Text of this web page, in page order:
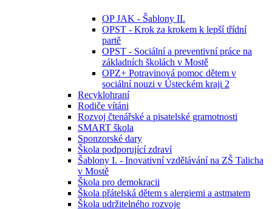
OP JAK - Šablony II.
OPST - Krok za krokem k lepší třídní
partě
OPST - Sociální a preventivní práce na
základních školách v Mostě
OPZ+ Potravinová pomoc dětem v
sociální nouzi v Ústeckém kraji 2
Recyklohraní
Rodiče vítáni
Rozvoj čtenářské a pisatelské gramotnosti
SMART škola
Sponzorské dary
Škola podporující zdraví
Šablony I. - Inovativní vzdělávání na ZŠ Talicha
v Mostě
Škola pro demokracii
Škola přátelská dětem s alergiemi a astmatem
Škola udržitelného rozvoje